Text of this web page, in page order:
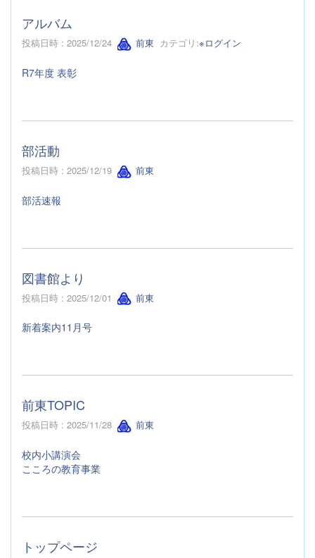
アルバム
投稿日時 : 2025/12/24 前東 カテゴリ:※ログイン
R7年度 表彰
部活動
投稿日時 : 2025/12/19 前東
部活速報
図書館より
投稿日時 : 2025/12/01 前東
新着案内11月号
前東TOPIC
投稿日時 : 2025/11/28 前東
校内小講演会
こころの教育事業
トップページ